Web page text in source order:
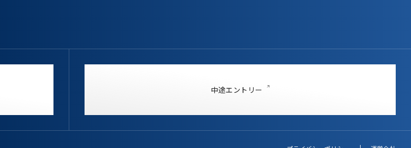
中途エントリー